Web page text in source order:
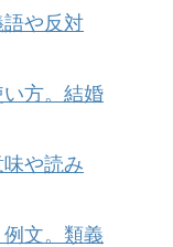
や反対
方。結婚
や読み
文。類義